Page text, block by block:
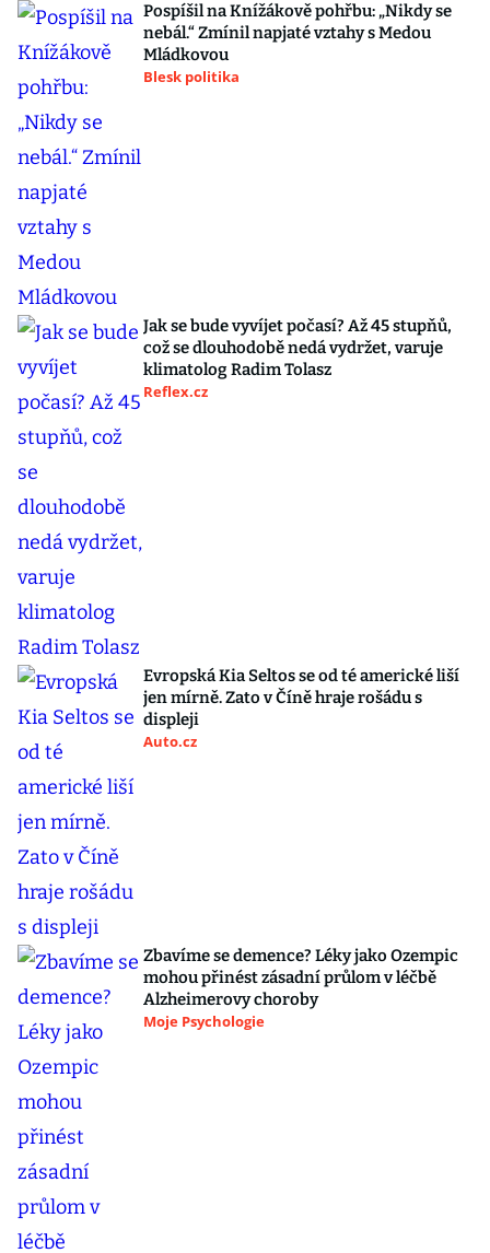
Pospíšil na Knížákově pohřbu: „Nikdy se
nebál.“ Zmínil napjaté vztahy s Medou
Mládkovou
Blesk politika
Jak se bude vyvíjet počasí? Až 45 stupňů,
což se dlouhodobě nedá vydržet, varuje
klimatolog Radim Tolasz
Reflex.cz
Evropská Kia Seltos se od té americké liší
jen mírně. Zato v Číně hraje rošádu s
displeji
Auto.cz
Zbavíme se demence? Léky jako Ozempic
mohou přinést zásadní průlom v léčbě
Alzheimerovy choroby
Moje Psychologie